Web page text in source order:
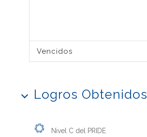
Vencidos
Logros Obtenidos
Nivel C del PRIDE